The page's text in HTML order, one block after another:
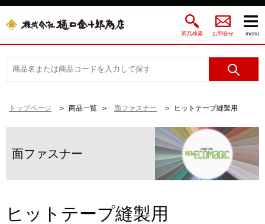
商品検索 お問合せ menu
トップページ 商品一覧 面ファスナー ヒットテープ縫製用
面ファスナー
ヒットテープ縫製用